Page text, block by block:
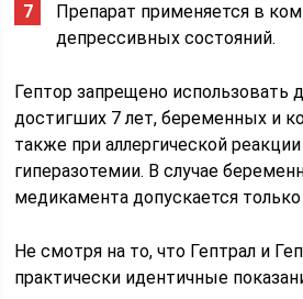
Препарат применяется в
депрессивных состояний.
Гептор запрещено использовать
достигших 7 лет, беременных и
также при аллергической
гиперазотемии. В случае
медикамента допускается
Не смотря на то, что Гептрал и
практически идентичные